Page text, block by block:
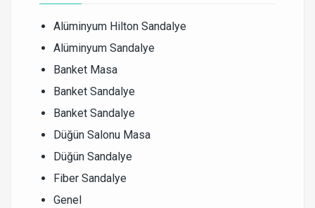
Alüminyum Hilton Sandalye
Alüminyum Sandalye
Banket Masa
Banket Sandalye
Banket Sandalye
Düğün Salonu Masa
Düğün Sandalye
Fiber Sandalye
Genel